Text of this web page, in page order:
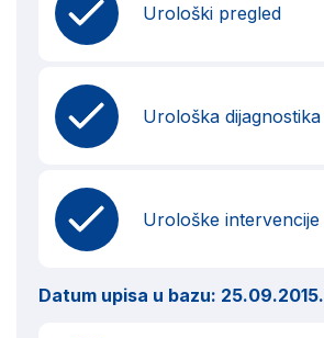
Urološki pregled
Urološka dijagnostika
Urološke intervencije
Datum upisa u bazu: 25.09.2015.